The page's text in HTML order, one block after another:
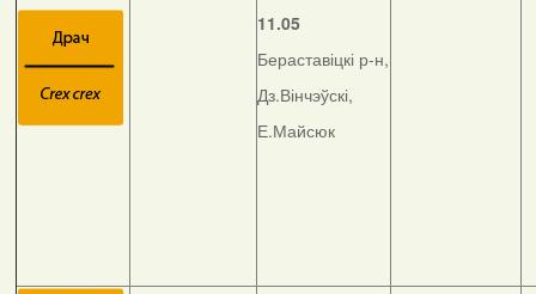
11.05
Бераставіцкі р-н,
Дз.Вінчэўскі,
Е.Майсюк